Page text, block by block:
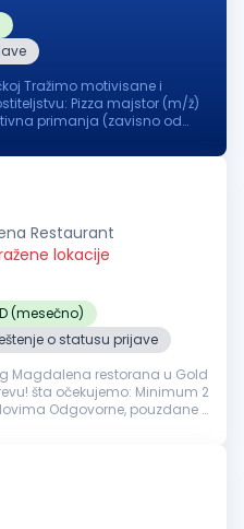
Tražimo motivisane i
Pizza majstor (m/ž)
Restaurant
lokacije
(mesečno)
o statusu prijave
Magdalena restorana u Gold
očekujemo: Minimum 2
Odgovorne, pouzdane i